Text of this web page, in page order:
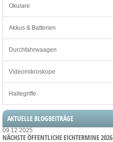
Okulare
Akkus & Batterien
Durchfahrwaagen
Videomikroskope
Haltegriffe
AKTUELLE BLOGBEITRÄGE
09.12.2025
NÄCHSTE ÖFFENTLICHE EICHTERMINE 2026